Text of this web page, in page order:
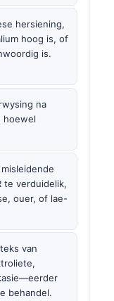
hersiening,
hoog is, of
is.
na
hoewel
te verduidelik,
ouer, of lae-
van
behandel.